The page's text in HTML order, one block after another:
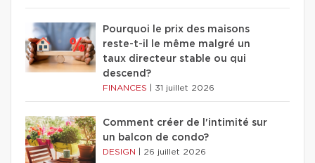
Pourquoi le prix des maisons
reste-t-il le même malgré un
taux directeur stable ou qui
descend?
FINANCES 31 juillet 2026
Comment créer de l'intimité sur
un balcon de condo?
DESIGN 26 juillet 2026